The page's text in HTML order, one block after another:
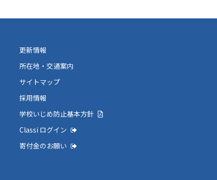
更新情報
所在地・交通案内
サイトマップ
採用情報
学校いじめ防止基本方針
Classi ログイン
寄付金のお願い